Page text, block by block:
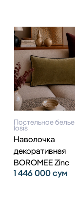
Постельное белье
Iosis
Наволочка
декоративная
BOROMEE Zinc
1 446 000сум